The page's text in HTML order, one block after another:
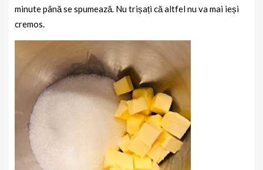
minute până se spumează. Nu trișați că altfel nu va mai ieși
cremos.